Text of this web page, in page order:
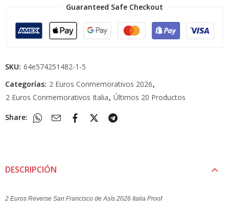
Guaranteed Safe Checkout
SKU: 64e574251482-1-5
Categorías: 2 Euros Conmemorativos 2026,
2 Euros Conmemorativos Italia, Últimos 20 Productos
Share:
DESCRIPCIÓN
2 Euros Reverse San Francisco de Asís 2026 Italia Proof